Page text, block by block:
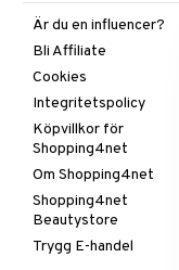
Är du en influencer?
Bli Affiliate
Cookies
Integritetspolicy
Köpvillkor för
Shopping4net
Om Shopping4net
Shopping4net
Beautystore
Trygg E-handel